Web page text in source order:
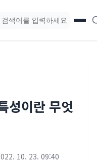
블로그 검색
성이란 무엇
10. 23. 09:40